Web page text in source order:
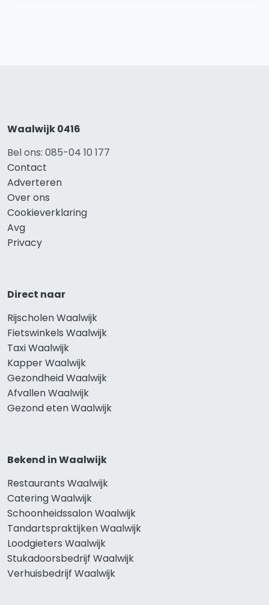
Waalwijk 0416
Bel ons: 085-04 10 177
Contact
Adverteren
Over ons
Cookieverklaring
Avg
Privacy
Direct naar
Rijscholen Waalwijk
Fietswinkels Waalwijk
Taxi Waalwijk
Kapper Waalwijk
Gezondheid Waalwijk
Afvallen Waalwijk
Gezond eten Waalwijk
Bekend in Waalwijk
Restaurants Waalwijk
Catering Waalwijk
Schoonheidssalon Waalwijk
Tandartspraktijken Waalwijk
Loodgieters Waalwijk
Stukadoorsbedrijf Waalwijk
Verhuisbedrijf Waalwijk